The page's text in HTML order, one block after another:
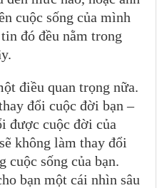
cuộc sống của mình
đó đều nằm trong
điều quan trọng nữa.
đổi cuộc đời bạn –
được cuộc đời của
không làm thay đổi
cuộc sống của bạn.
bạn một cái nhìn sâu